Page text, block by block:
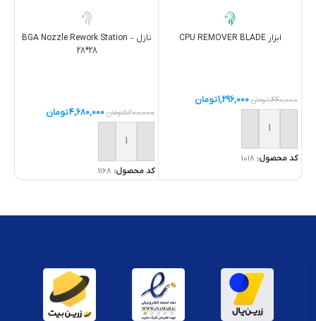
ابزار CPU REMOVER BLADE
1,440,000تومان 1,296,000تومان
خرید
کد محصول: 1018
نازل – BGA Nozzle Rework Station
28*28
5,200,000تومان 4,680,000تومان
خرید
کد محصول: 1168